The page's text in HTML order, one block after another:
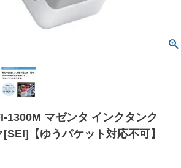
1300M マゼンタ インクタンク
【ゆうパケット対応不可】